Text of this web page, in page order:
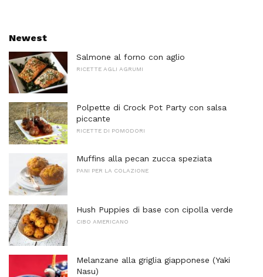
Newest
Salmone al forno con aglio
RICETTE AGLI AGRUMI
Polpette di Crock Pot Party con salsa
piccante
RICETTE DI POMODORI
Muffins alla pecan zucca speziata
PANI PER LA COLAZIONE
Hush Puppies di base con cipolla verde
CIBO AMERICANO
Melanzane alla griglia giapponese (Yaki
Nasu)